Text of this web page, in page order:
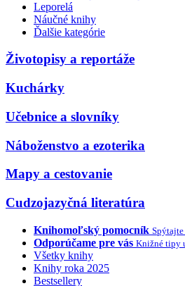
Leporelá
Náučné knihy
Ďalšie kategórie
Životopisy a reportáže
Kuchárky
Učebnice a slovníky
Náboženstvo a ezoterika
Mapy a cestovanie
Cudzojazyčná literatúra
Knihomoľský pomocník
Odporúčame pre vás Knižné tipy
Všetky knihy
Knihy roka 2025
Bestsellery